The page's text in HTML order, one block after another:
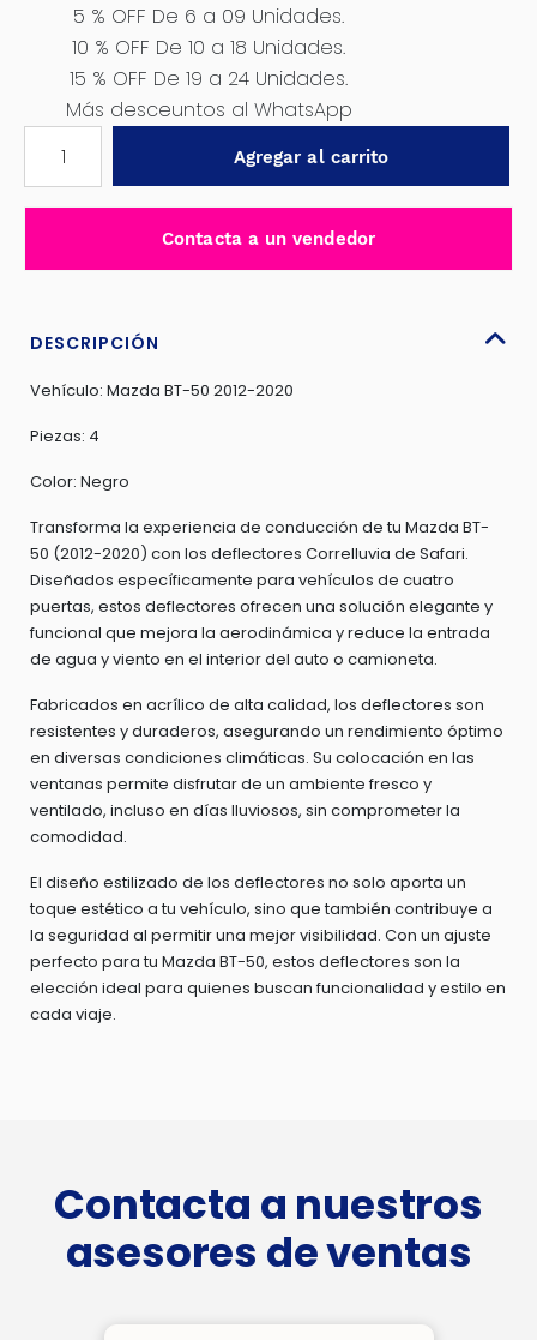
5 % OFF De 6 a 09 Unidades.
10 % OFF De 10 a 18 Unidades.
15 % OFF De 19 a 24 Unidades.
Más desceuntos al WhatsApp
NEGRO
PARA
4
-
E582006
Agregar al carrito
Contacta a un vendedor
DESCRIPCIÓN
Vehículo: Mazda BT-50 2012-2020
Piezas: 4
Color: Negro
Transforma la experiencia de conducción de tu Mazda BT-
50 (2012-2020) con los deflectores Correlluvia de Safari.
Diseñados específicamente para vehículos de cuatro
puertas, estos deflectores ofrecen una solución elegante y
funcional que mejora la aerodinámica y reduce la entrada
de agua y viento en el interior del auto o camioneta.
Fabricados en acrílico de alta calidad, los deflectores son
resistentes y duraderos, asegurando un rendimiento óptimo
en diversas condiciones climáticas. Su colocación en las
ventanas permite disfrutar de un ambiente fresco y
ventilado, incluso en días lluviosos, sin comprometer la
comodidad.
El diseño estilizado de los deflectores no solo aporta un
toque estético a tu vehículo, sino que también contribuye a
la seguridad al permitir una mejor visibilidad. Con un ajuste
perfecto para tu Mazda BT-50, estos deflectores son la
elección ideal para quienes buscan funcionalidad y estilo en
cada viaje.
Contacta a nuestros
asesores de ventas